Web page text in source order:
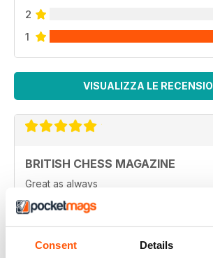
Consent Details
2
1
VISUALIZZA LE
BRITISH CHESS MAGAZINE
Great as always